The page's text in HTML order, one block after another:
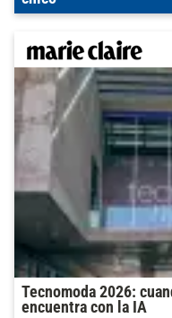
Tecnomoda 2026:
encuentra con la IA